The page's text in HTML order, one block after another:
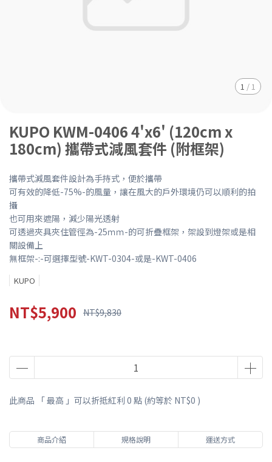
1 / 1
KUPO KWM-0406 4'x6' (120cm x
180cm) 攜帶式減風套件 (附框架)
攜帶式減風套件設計為手持式，便於攜帶
可有效的降低-75%-的風量，讓在風大的戶外環境仍可以順利的拍
攝
也可用來遮陽，減少陽光透射
可透過夾具夾住管徑為-25ｍｍ-的可折疊框架，架設到燈架或是相
關設備上
無框架-:-可選擇型號-KWT-0304-或是-KWT-0406
KUPO
NT$5,900 NT$9,830
此商品 「 最高 」可以折抵紅利 0 點 (約等於 NT$0 )
商品介紹 規格說明 運送方式